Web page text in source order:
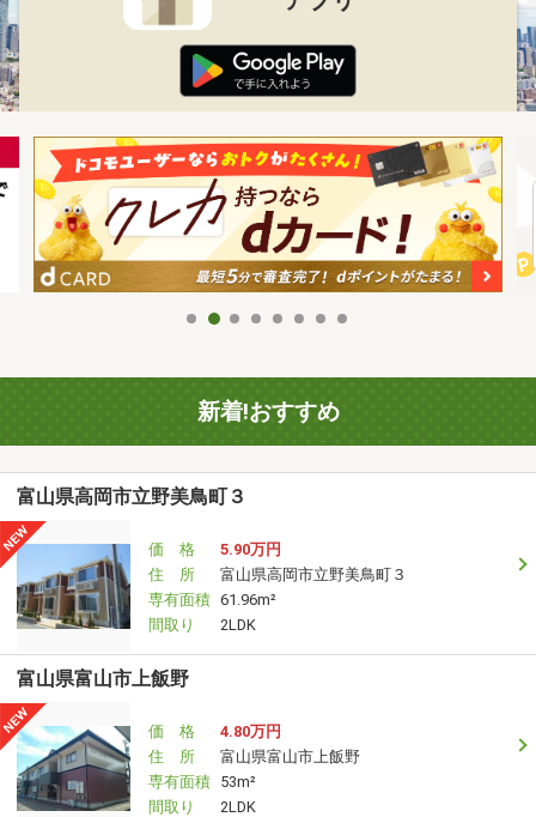
新着!おすすめ
富山県高岡市立野美鳥町３
価 格
5.90万円
住 所
富山県高岡市立野美鳥町３
専有面積 61.96m²
間取り
2LDK
富山県富山市上飯野
価 格
4.80万円
住 所
富山県富山市上飯野
専有面積 53m²
間取り
2LDK